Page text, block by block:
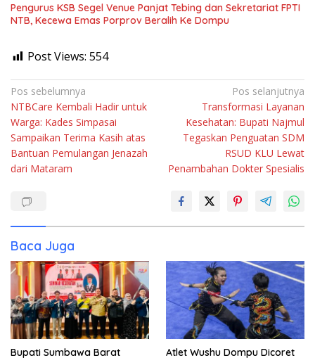
Pengurus KSB Segel Venue Panjat Tebing dan Sekretariat FPTI
NTB, Kecewa Emas Porprov Beralih Ke Dompu
Post Views: 554
Navigasi
pos
Pos sebelumnya
NTBCare Kembali Hadir untuk
Warga: Kades Simpasai
Sampaikan Terima Kasih atas
Bantuan Pemulangan Jenazah
dari Mataram
Pos selanjutnya
Transformasi Layanan
Kesehatan: Bupati Najmul
Tegaskan Penguatan SDM
RSUD KLU Lewat
Penambahan Dokter Spesialis
Baca Juga
Bupati Sumbawa Barat
Atlet Wushu Dompu Dicoret